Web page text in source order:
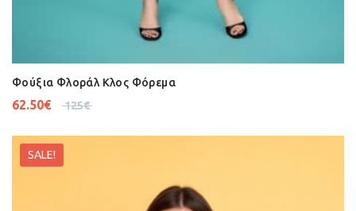
Φούξια Φλοράλ Κλος Φόρεμα
125€
62.50€
SALE!